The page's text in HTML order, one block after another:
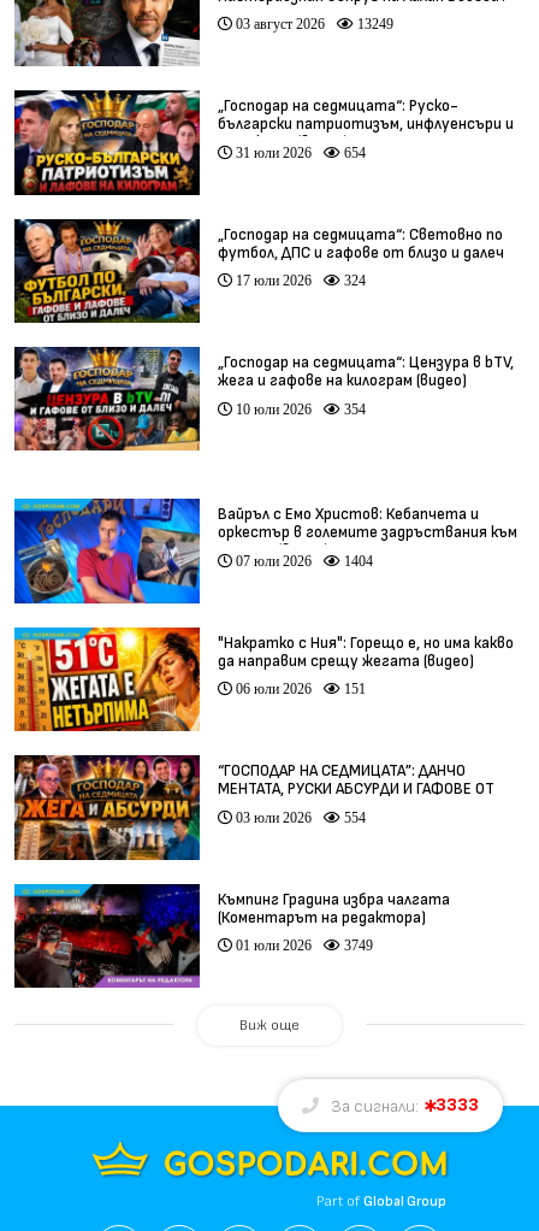
03 август 2026 13249
„Господар на седмицата“: Руско-
български патриотизъм, инфлуенсъри и
тарикати (видео)
31 юли 2026 654
„Господар на седмицата“: Световно по
футбол, ДПС и гафове от близо и далеч
17 юли 2026 324
„Господар на седмицата“: Цензура в bTV,
жега и гафове на килограм (видео)
10 юли 2026 354
Вайръл с Емо Христов: Кебапчета и
оркестър в големите задръствания към
морето (видео)
07 юли 2026 1404
"Накратко с Ния": Горещо е, но има какво
да направим срещу жегата (видео)
06 юли 2026 151
“ГОСПОДАР НА СЕДМИЦАТА”: ДАНЧО
МЕНТАТА, РУСКИ АБСУРДИ И ГАФОВЕ ОТ
ЦЯЛ СВЯТ
03 юли 2026 554
Къмпинг Градина избра чалгата
(Коментарът на редактора)
01 юли 2026 3749
Виж още
За сигнали: 3333
Part ofGlobal Group